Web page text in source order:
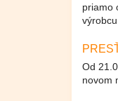
priamo
výrobcu.
Od
novom